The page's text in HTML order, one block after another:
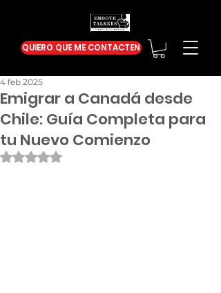
QUIERO QUE ME CONTACTEN
Emigrar a Canadá desde
Chile: Guía Completa para
tu Nuevo Comienzo
4 feb 2025
Obtuvo NaN de 5 estrellas.